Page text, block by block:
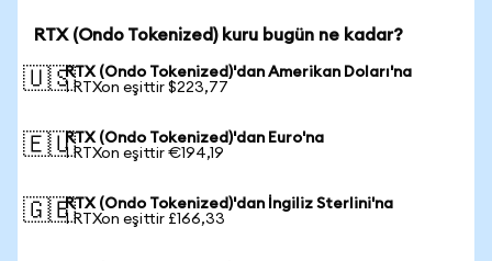
RTX (Ondo Tokenized) kuru bugün ne kadar?
🇺🇸RTX (Ondo Tokenized)'dan Amerikan Doları'na
1 RTXon eşittir $223,77
🇪🇺RTX (Ondo Tokenized)'dan Euro'na
1 RTXon eşittir €194,19
🇬🇧RTX (Ondo Tokenized)'dan İngiliz Sterlini'na
1 RTXon eşittir £166,33